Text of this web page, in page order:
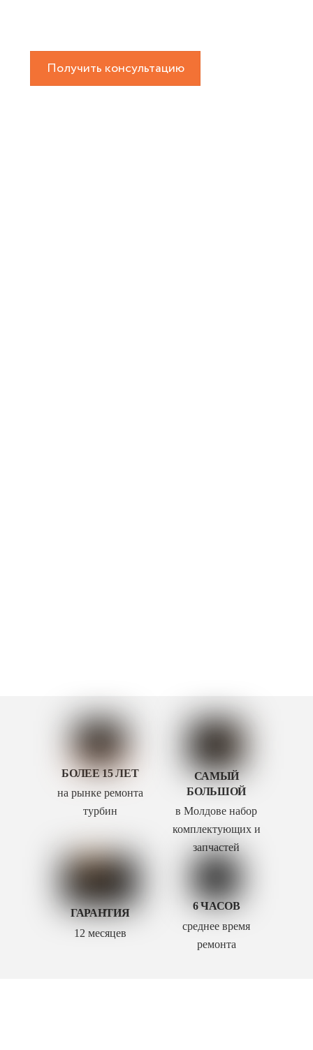
Получить консультацию
БОЛЕЕ 15 ЛЕТ
на рынке ремонта
турбин
САМЫЙ
БОЛЬШОЙ
в Молдове набор
комплектующих и
запчастей
ГАРАНТИЯ
12 месяцев
6 ЧАСОВ
среднее время
ремонта